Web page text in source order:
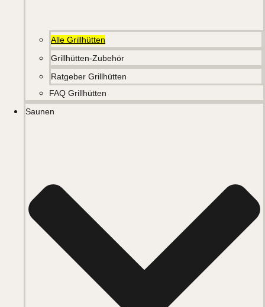
Alle Grillhütten
Grillhütten-Zubehör
Ratgeber Grillhütten
FAQ Grillhütten
Saunen